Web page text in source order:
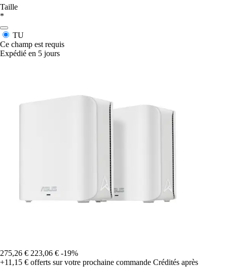
Taille
*
TU
Ce champ est requis
Expédié en 5 jours
275,26 € 223,06 € -19%
+11,15 € offerts sur votre prochaine commande Crédités après